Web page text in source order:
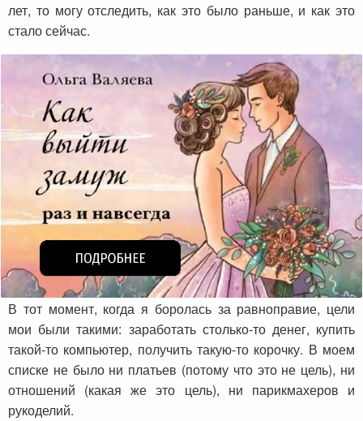
лет, то могу отследить, как это было раньше, и как это
стало сейчас.
В тот момент, когда я боролась за равноправие, цели
мои были такими: заработать столько-то денег, купить
такой-то компьютер, получить такую-то корочку. В моем
списке не было ни платьев (потому что это не цель), ни
отношений (какая же это цель), ни парикмахеров и
рукоделий.